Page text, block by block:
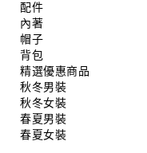
配件
內著
帽子
背包
精選優惠商品
秋冬男裝
秋冬女裝
春夏男裝
春夏女裝